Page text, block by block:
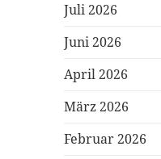
Juli 2026
Juni 2026
April 2026
März 2026
Februar 2026